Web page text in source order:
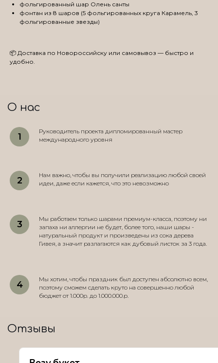
фольгированный шар Олень санты
фонтан из 8 шаров (5 фольгированных круга Карамель, 3
фольгированные звезды)
📦 Доставка по Новороссийску или самовывоз — быстро и
удобно.
О нас
Руководитель проекта дипломированный мастер
международного уровня
Нам важно, чтобы вы получили реализацию любой своей
идеи, даже если кажется, что это невозможно
Мы работаем только шарами премиум-класса, поэтому ни
запаха ни аллергии не будет, более того, наши шары -
натуральный продукт и произведены из сока дерева
Гивея, а значит разлагаются как дубовый листок за 3 года.
Мы хотим, чтобы праздник был доступен абсолютно всем,
поэтому сможем сделать круто на совершенно любой
бюджет от 1.000р. до 1.000.000.р.
Отзывы